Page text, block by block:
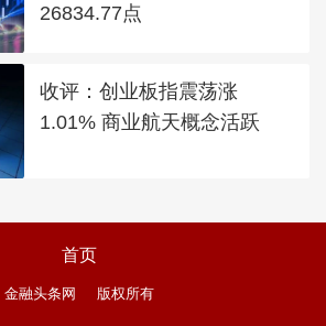
26834.77点
收评：创业板指震荡涨
1.01% 商业航天概念活跃
首页
金融头条网 版权所有